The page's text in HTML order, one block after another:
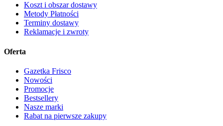
Koszt i obszar dostawy
Metody Płatności
Terminy dostawy
Reklamacje i zwroty
Oferta
Gazetka Frisco
Nowości
Promocje
Bestsellery
Nasze marki
Rabat na pierwsze zakupy